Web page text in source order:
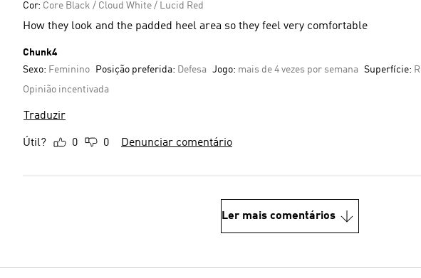
Cor: Core Black / Cloud White / Lucid Red
How they look and the padded heel area so they feel very comfortable
Chunk4
Sexo: Feminino Posição preferida: Defesa Jogo: mais de 4 vezes por semana Superfície:
Opinião incentivada
Traduzir
Útil? 0 0 Denunciar comentário
Ler mais comentários